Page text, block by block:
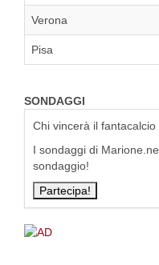
Verona
Pisa
SONDAGGI
Chi vincerà il
I sondaggi di
sondaggio!